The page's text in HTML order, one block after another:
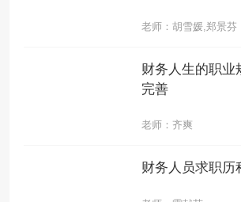
老师：胡雪媛,郑景芬
财务人生的职业
完善
老师：齐爽
财务人员求职历